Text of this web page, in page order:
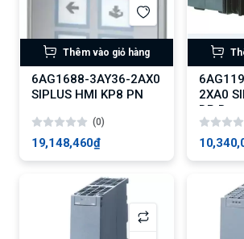
Thêm vào giỏ hàng
6AG1688-3AY36-2AX0
SIPLUS HMI KP8 PN
(0)
19,148,460₫
2XA0
DP